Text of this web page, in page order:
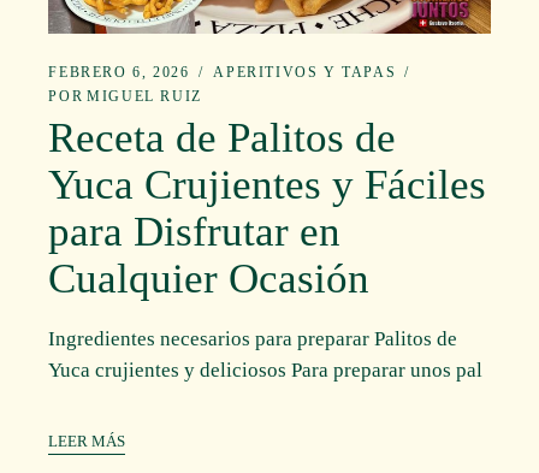
FEBRERO 6, 2026
APERITIVOS Y TAPAS
POR MIGUEL RUIZ
Receta de Palitos de
Yuca Crujientes y Fáciles
para Disfrutar en
Cualquier Ocasión
Ingredientes necesarios para preparar Palitos de
Yuca crujientes y deliciosos Para preparar unos pal
LEER MÁS